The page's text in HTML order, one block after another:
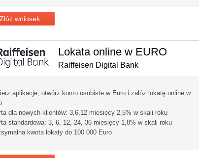
Złóż wniosek
Lokata online w EURO
Raiffeisen Digital Bank
aplikacje, otwórz konto osobiste w Euro i załóż lokatę online w
dla nowych klientów: 3,6,12 miesięcy 2,5% w skali roku
standardowa: 3, 6, 12, 24, 36 miesięcy 1,8% w skali roku
kwota lokaty do 100 000 Euro